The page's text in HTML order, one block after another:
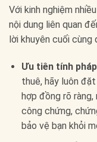
Với kinh nghiệm
nội dung liên quan
lời khuyên cuối cùng
Ưu tiên tính
thuê, hãy luôn
hợp đồng rõ
công chứng,
bảo vệ bạn khỏi